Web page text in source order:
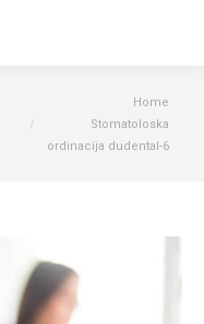
Home
Stomatoloska
ordinacija dudental-6